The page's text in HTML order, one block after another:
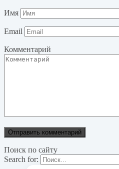
Имя
Email
Комментарий
Поиск по сайту
Search for: